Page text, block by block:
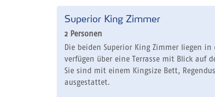
Superior King Zimmer
2 Personen
Die beiden Superior King Zimmer liegen in
verfügen über eine Terrasse mit Blick auf
Sie sind mit einem Kingsize Bett,
ausgestattet.